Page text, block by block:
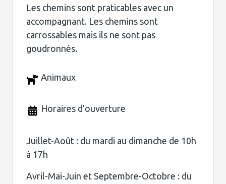
Les chemins sont praticables avec un
accompagnant. Les chemins sont
carrossables mais ils ne sont pas
goudronnés.
Animaux
Horaires d'ouverture
Juillet-Août : du mardi au dimanche de 10h
à 17h
Avril-Mai-Juin et Septembre-Octobre : du